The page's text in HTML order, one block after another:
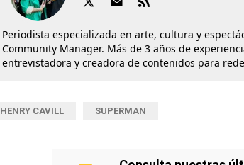
Periodista especializada en arte, cultura y
Community Manager. Más de 3 años de
entrevistadora y creadora de contenidos para
HENRY CAVILL SUPERMAN